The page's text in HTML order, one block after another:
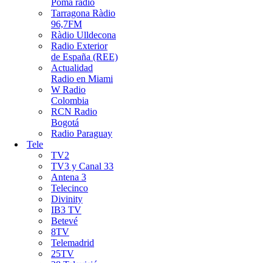
Poma ràdio
Tarragona Ràdio
96,7FM
Ràdio Ulldecona
Radio Exterior
de España (REE)
Actualidad
Radio en Miami
W Radio
Colombia
RCN Radio
Bogotá
Radio Paraguay
Tele
TV2
TV3 y Canal 33
Antena 3
Telecinco
Divinity
IB3 TV
Betevé
8TV
Telemadrid
25TV